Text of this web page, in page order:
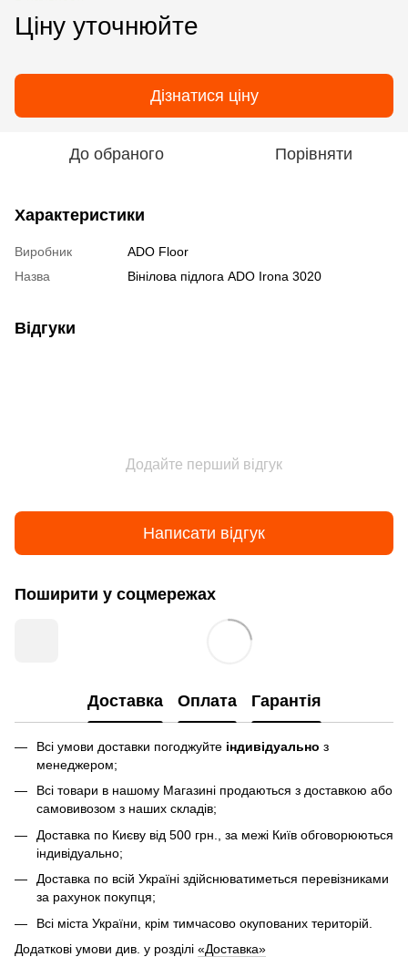
Ціну уточнюйте
Дізнатися ціну
До обраного Порівняти
Характеристики
Виробник
ADO Floor
Назва
Вінілова підлога ADO Irona 3020
Відгуки
Додайте перший відгук
Написати відгук
Поширити у соцмережах
Доставка Оплата Гарантія
Всі умови доставки погоджуйте індивідуально з
менеджером;
Всі товари в нашому Магазині продаються з доставкою або
самовивозом з наших складів;
Доставка по Києву від 500 грн., за межі Київ обговорюються
індивідуально;
Доставка по всій Україні здійснюватиметься перевізниками
за рахунок покупця;
Всі міста України, крім тимчасово окупованих територій.
Додаткові умови див. у розділі «Доставка»